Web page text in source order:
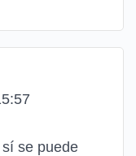
se puede